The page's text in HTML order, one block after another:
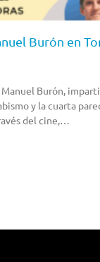
Burón en
Burón,
y la cuarta
del cine,…